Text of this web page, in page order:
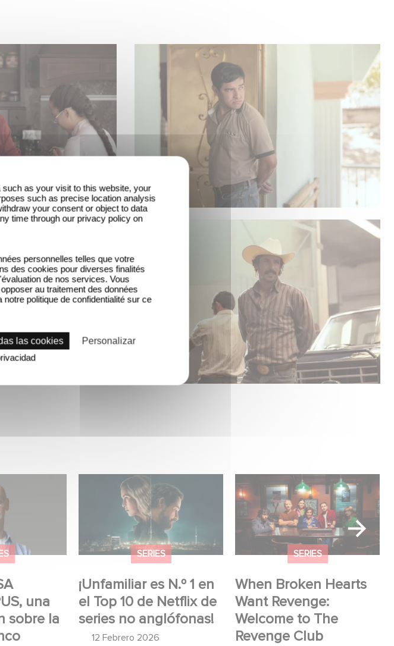
una
sobre la
Banco
SERIES
¡Unfamiliar es N.º 1 en
el Top 10 de Netflix de
series no anglófonas!
12 Febrero 2026
¡Unfamiliar es N.º 1 en el
Top 10 de Netflix de series
no anglófonas!
SERIES
When Broken Hearts
Want Revenge:
Welcome to The
Revenge Club
When Broken Hearts Want
Revenge: Welcome to The
Revenge Club
as your visit to this website, your
such as precise location analysis
your consent or object to data
time through our privacy policy on
personnelles telles que votre
des cookies pour diverses finalités
de nos services. Vous
au traitement des données
politique de confidentialité sur ce
las cookies
Personalizar